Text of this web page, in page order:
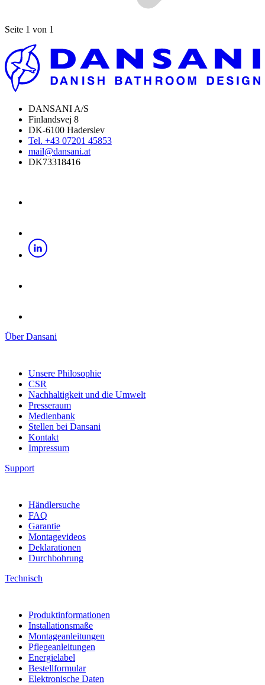
Seite 1 von 1
DANSANI A/S
Finlandsvej 8
DK-6100 Haderslev
Tel. +43 07201 45853
mail@dansani.at
DK73318416
Über Dansani
Unsere Philosophie
CSR
Nachhaltigkeit und die Umwelt
Presseraum
Medienbank
Stellen bei Dansani
Kontakt
Impressum
Support
Händlersuche
FAQ
Garantie
Montagevideos
Deklarationen
Durchbohrung
Technisch
Produktinformationen
Installationsmaße
Montageanleitungen
Pflegeanleitungen
Energielabel
Bestellformular
Elektronische Daten